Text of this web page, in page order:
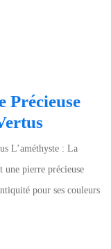
Précieuse
de
la
L’améthyste : La
une pierre précieuse
pour ses couleurs